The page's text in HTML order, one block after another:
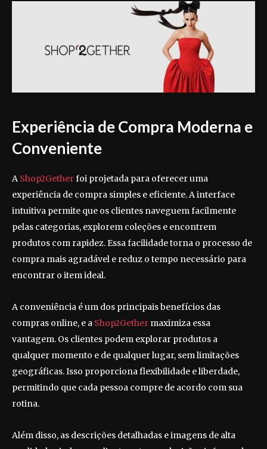
Experiência de Compra Moderna e
Conveniente
A Shop2Getherfoi projetada para oferecer uma
experiência de compra simples e eficiente. A interface
intuitiva permite que os clientes naveguem facilmente
pelas categorias, explorem coleções e encontrem
produtos com rapidez. Essa facilidade torna o processo de
compra mais agradável e reduz o tempo necessário para
encontrar o item ideal.
A conveniência é um dos principais benefícios das
compras online, e a Shop2Gether maximiza essa
vantagem. Os clientes podem explorar produtos a
qualquer momento e de qualquer lugar, sem limitações
geográficas. Isso proporciona flexibilidade e liberdade,
permitindo que cada pessoa compre de acordo com sua
rotina.
Além disso, as descrições detalhadas e imagens de alta